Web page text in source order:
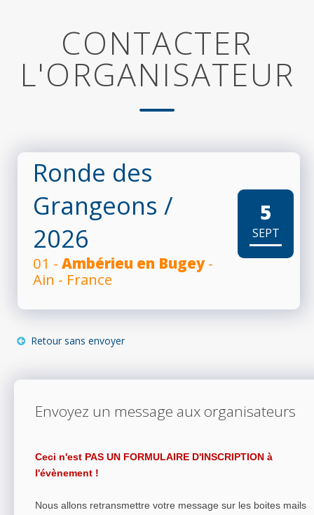
CONTACTER
L'ORGANISATEUR
Ronde des
Grangeons /
2026
01 - Ambérieu en Bugey-
Ain - France
5
SEPT
Retour sans envoyer
Envoyez un message aux organisateurs
Ceci n'est PAS UN FORMULAIRE D'INSCRIPTION à
l'évènement !
Nous allons retransmettre votre message sur les boites mails